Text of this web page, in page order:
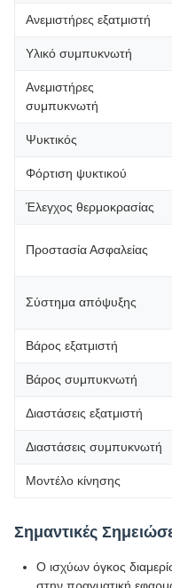
Ανεμιστήρες εξατμιστή
Υλικό συμπυκνωτή
Ανεμιστήρες
συμπυκνωτή
Ψυκτικός
Φόρτιση ψυκτικού
Έλεγχος θερμοκρασίας
Προστασία Ασφαλείας
Σύστημα απόψυξης
Βάρος εξατμιστή
Βάρος συμπυκνωτή
Διαστάσεις εξατμιστή
Διαστάσεις συμπυκνωτή
Μοντέλο κίνησης
Σημαντικές
Ο ισχύων όγκος